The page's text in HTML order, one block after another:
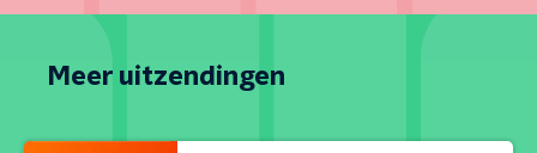
Meer uitzendingen